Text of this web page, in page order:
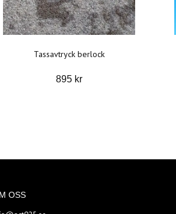
Tassavtryck berlock
895 kr
OSS